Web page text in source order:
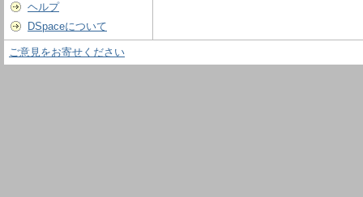
ヘルプ
DSpaceについて
ご意見をお寄せください